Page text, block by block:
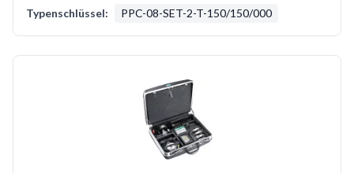
Typenschlüssel:
PPC-08-SET-2-T-150/150/000